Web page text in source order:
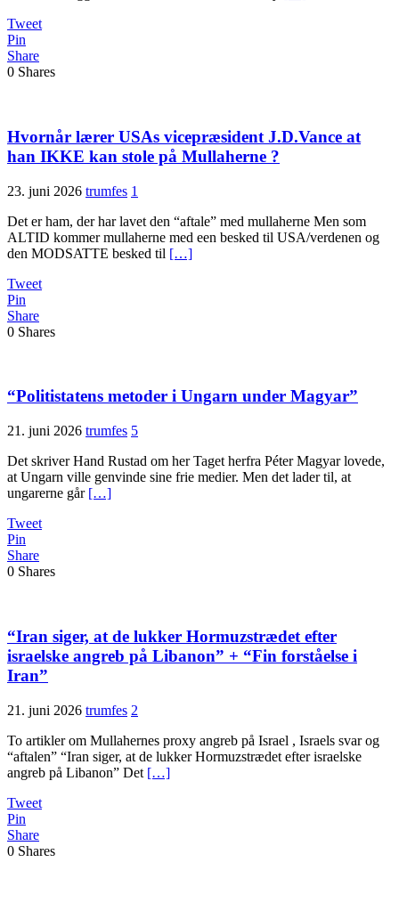
Tweet
Pin
Share
0 Shares
Hvornår lærer USAs vicepræsident J.D.Vance at
han IKKE kan stole på Mullaherne ?
23. juni 2026 trumfes 1
Det er ham, der har lavet den “aftale” med mullaherne Men som
ALTID kommer mullaherne med een besked til USA/verdenen og
den MODSATTE besked til […]
Tweet
Pin
Share
0 Shares
“Politistatens metoder i Ungarn under Magyar”
21. juni 2026 trumfes 5
Det skriver Hand Rustad om her Taget herfra Péter Magyar lovede,
at Ungarn ville genvinde sine frie medier. Men det lader til, at
ungarerne går […]
Tweet
Pin
Share
0 Shares
“Iran siger, at de lukker Hormuzstrædet efter
israelske angreb på Libanon” + “Fin forståelse i
Iran”
21. juni 2026 trumfes 2
To artikler om Mullahernes proxy angreb på Israel , Israels svar og
“aftalen” “Iran siger, at de lukker Hormuzstrædet efter israelske
angreb på Libanon” Det […]
Tweet
Pin
Share
0 Shares